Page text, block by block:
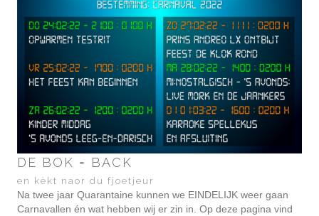
DE BOK = BACK
en kèkt naor du fjoetjeur
Na twee jaar Quarantaine kunnen we EINDELIJK weer gaan
Carnavallen én wat hebben wij er zin in. Op deze pagina vind